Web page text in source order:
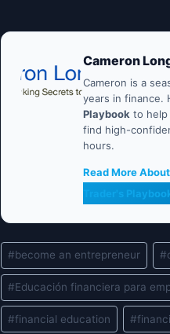
Cameron
Cameron is a
years in finance.
Playbook to help
find high-
hours.
Read More
Trader's
Post
Tags:
#become an entrepreneur #
#Educación financiera para
#financial education #